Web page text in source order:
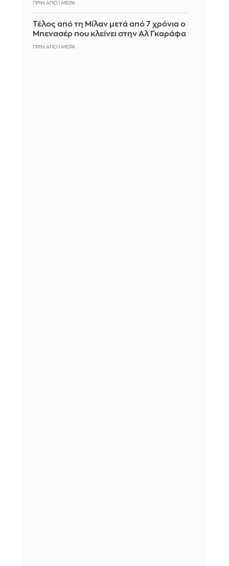
ΠΡΙΝ ΑΠΌ 1 ΜΈΡΑ
Τέλος από τη Μίλαν μετά από 7 χρόνια ο
Μπενασέρ που κλείνει στην Αλ Γκαράφα
ΠΡΙΝ ΑΠΌ 1 ΜΈΡΑ